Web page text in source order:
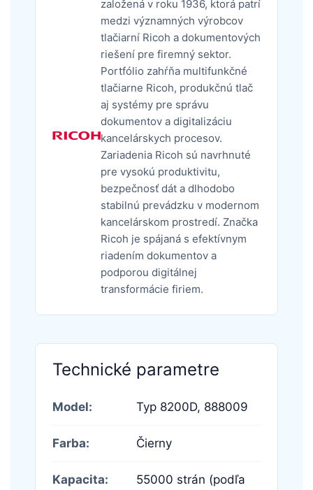
založená v roku 1936, ktorá patrí
medzi významných výrobcov
tlačiarní Ricoh a dokumentových
riešení pre firemný sektor.
Portfólio zahŕňa multifunkčné
tlačiarne Ricoh, produkčnú tlač
aj systémy pre správu
dokumentov a digitalizáciu
kancelárskych procesov.
Zariadenia Ricoh sú navrhnuté
pre vysokú produktivitu,
bezpečnosť dát a dlhodobo
stabilnú prevádzku v modernom
kancelárskom prostredí. Značka
Ricoh je spájaná s efektívnym
riadením dokumentov a
podporou digitálnej
transformácie firiem.
Technické parametre
Model: Typ 8200D, 888009
Farba: Čierny
Kapacita: 55000 strán (podľa